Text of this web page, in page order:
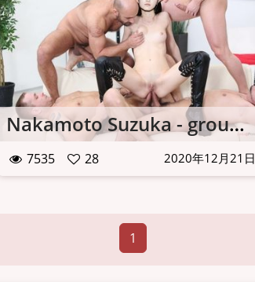
Nakamoto Suzuka - group fuck
7535 28 2020年12月21日
1